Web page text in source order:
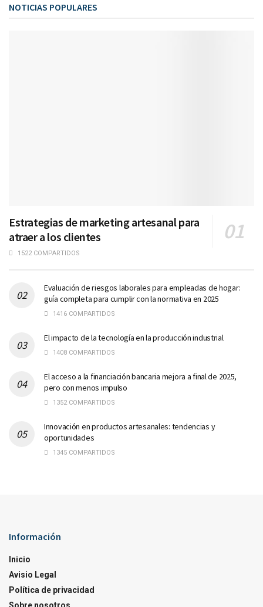
NOTICIAS POPULARES
Estrategias de marketing artesanal para
atraer a los clientes
1522 COMPARTIDOS
Evaluación de riesgos laborales para empleadas de hogar:
guía completa para cumplir con la normativa en 2025
1416 COMPARTIDOS
El impacto de la tecnología en la producción industrial
1408 COMPARTIDOS
El acceso a la financiación bancaria mejora a final de 2025,
pero con menos impulso
1352 COMPARTIDOS
Innovación en productos artesanales: tendencias y
oportunidades
1345 COMPARTIDOS
Información
Inicio
Avisio Legal
Política de privacidad